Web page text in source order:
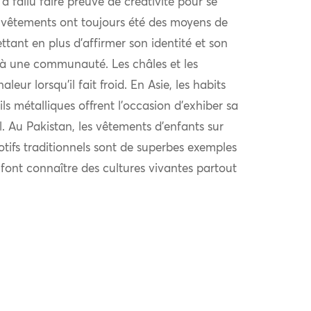
a fallu faire preuve de créativité pour se
ont toujours été des moyens de
en plus d’affirmer son identité et son
une communauté. Les châles et les
lorsqu’il fait froid. En Asie, les habits
métalliques offrent l’occasion d’exhiber sa
Au Pakistan, les vêtements d’enfants sur
traditionnels sont de superbes exemples
connaître des cultures vivantes partout